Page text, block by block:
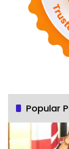
Popular